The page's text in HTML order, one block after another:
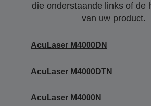
die onderstaande links of de
van uw product.
AcuLaser M4000DN
AcuLaser M4000DTN
AcuLaser M4000N